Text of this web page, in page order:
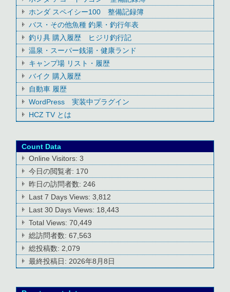
ホンダ スペイシー100 整備記録簿
バス・その他魚種 釣果・釣行年表
釣り具 購入履歴 ヒジリ釣行記
温泉・スーパー銭湯・健康ランド
キャンプ場 リスト・履歴
バイク 購入履歴
自動車 履歴
WordPress 実装中プラグイン
HCZ TV とは
Count Data
Online Visitors:3
今日の閲覧者: 170
昨日の訪問者数:246
Last 7 Days Views:3,812
Last 30 Days Views: 18,443
Total Views:70,449
総訪問者数:67,563
総投稿数:2,079
最終投稿日:2026年8月8日